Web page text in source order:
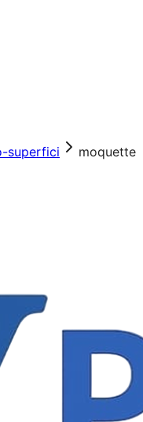
superfici moquette